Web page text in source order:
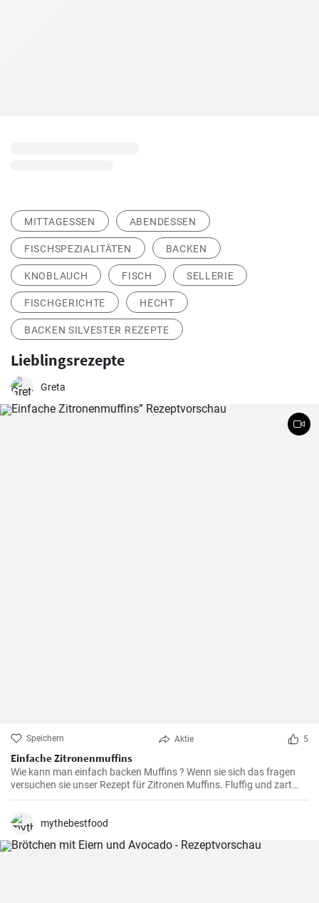
MITTAGESSEN ABENDESSEN
FISCHSPEZIALITÄTEN BACKEN
KNOBLAUCH FISCH SELLERIE
FISCHGERICHTE HECHT
BACKEN SILVESTER REZEPTE
Lieblingsrezepte
Greta
Speichern Aktie 5
Einfache Zitronenmuffins
Wie kann man einfach backen Muffins ? Wenn sie sich das fragen
versuchen sie unser Rezept für Zitronen Muffins. Fluffig und zart
voller Zitronenaroma zergehen sie auf der Zunge - Ihre Kinder und
mythebestfood